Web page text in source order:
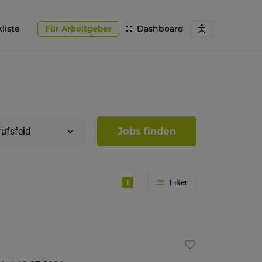
Dashboard
Für Arbeitgeber
Jobs finden
1